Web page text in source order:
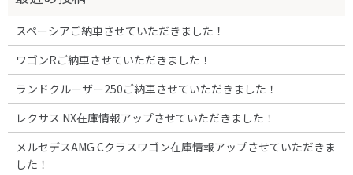
スペーシアご納車させていただきました！
ワゴンRご納車させていただきました！
ランドクルーザー250ご納車させていただきました！
レクサス NX在庫情報アップさせていただきました！
メルセデスAMG Cクラスワゴン在庫情報アップさせていただきま
した！